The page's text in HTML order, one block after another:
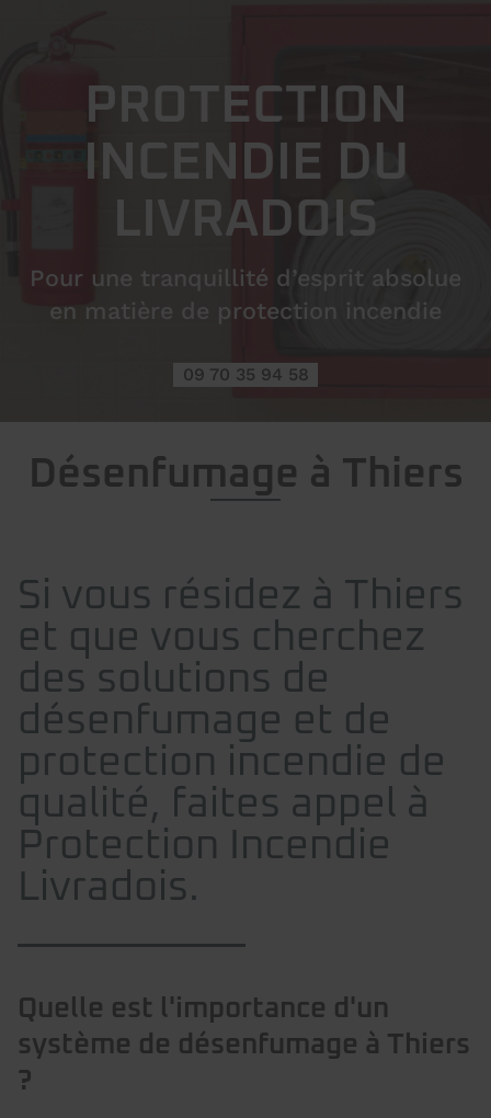
PROTECTION
INCENDIE DU
LIVRADOIS
Pour une tranquillité d’esprit absolue
en matière de protection incendie
09 70 35 94 58
Désenfumage à Thiers
Si vous résidez à Thiers
et que vous cherchez
des solutions de
désenfumage et de
protection incendie de
qualité, faites appel à
Protection Incendie
Livradois.
Quelle est l'importance d'un
système de désenfumage à Thiers
?